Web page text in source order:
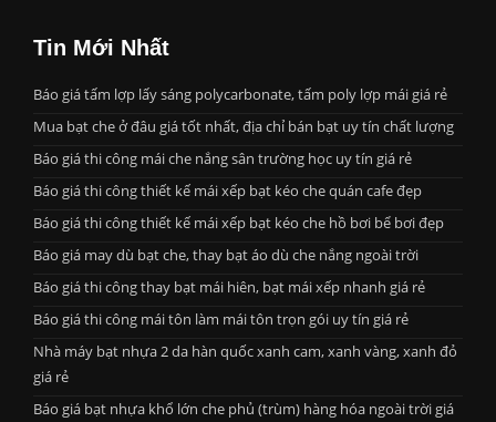
Tin Mới Nhất
Báo giá tấm lợp lấy sáng polycarbonate, tấm poly lợp mái giá rẻ
Mua bạt che ở đâu giá tốt nhất, địa chỉ bán bạt uy tín chất lượng
Báo giá thi công mái che nắng sân trường học uy tín giá rẻ
Báo giá thi công thiết kế mái xếp bạt kéo che quán cafe đẹp
Báo giá thi công thiết kế mái xếp bạt kéo che hồ bơi bể bơi đẹp
Báo giá may dù bạt che, thay bạt áo dù che nắng ngoài trời
Báo giá thi công thay bạt mái hiên, bạt mái xếp nhanh giá rẻ
Báo giá thi công mái tôn làm mái tôn trọn gói uy tín giá rẻ
Nhà máy bạt nhựa 2 da hàn quốc xanh cam, xanh vàng, xanh đỏ
giá rẻ
Báo giá bạt nhựa khổ lớn che phủ (trùm) hàng hóa ngoài trời giá